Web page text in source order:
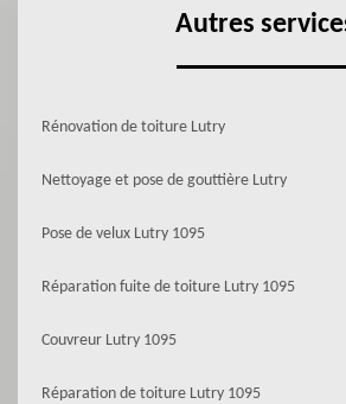
Autres
Rénovation de toiture Lutry
Nettoyage et pose de gouttière Lutry
Pose de velux Lutry 1095
Réparation fuite de toiture Lutry 1095
Couvreur Lutry 1095
Réparation de toiture Lutry 1095